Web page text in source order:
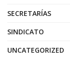
SECRETARÍAS
SINDICATO
UNCATEGORIZED